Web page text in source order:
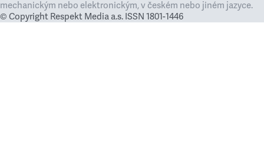
mechanickým nebo elektronickým, v českém nebo jiném jazyce.
© Copyright Respekt Media a.s. ISSN 1801-1446